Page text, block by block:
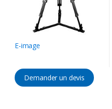
E-image
Demander un devis